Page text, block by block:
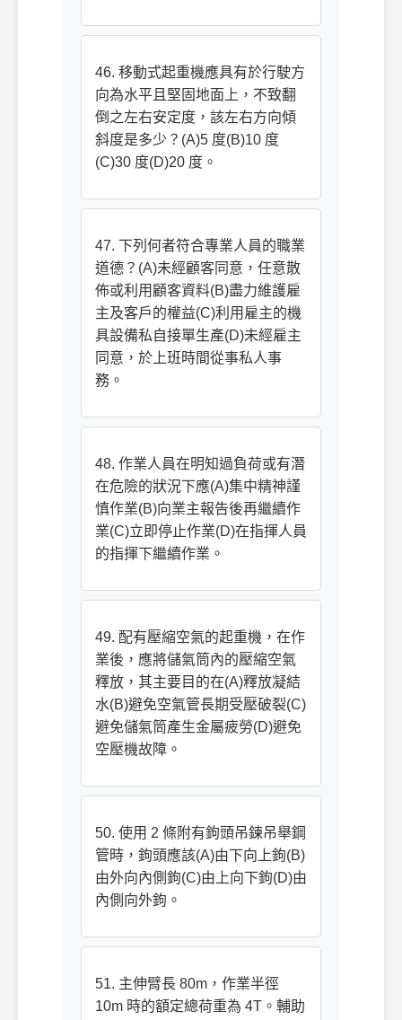
46. 移動式起重機應具有於行駛方
向為水平且堅固地面上，不致翻
倒之左右安定度，該左右方向傾
斜度是多少？(A)5 度(B)10 度
(C)30 度(D)20 度。
47. 下列何者符合專業人員的職業
道德？(A)未經顧客同意，任意散
佈或利用顧客資料(B)盡力維護雇
主及客戶的權益(C)利用雇主的機
具設備私自接單生產(D)未經雇主
同意，於上班時間從事私人事
務。
48. 作業人員在明知過負荷或有潛
在危險的狀況下應(A)集中精神謹
慎作業(B)向業主報告後再繼續作
業(C)立即停止作業(D)在指揮人員
的指揮下繼續作業。
49. 配有壓縮空氣的起重機，在作
業後，應將儲氣筒內的壓縮空氣
釋放，其主要目的在(A)釋放凝結
水(B)避免空氣管長期受壓破裂(C)
避免儲氣筒產生金屬疲勞(D)避免
空壓機故障。
50. 使用 2 條附有鉤頭吊鍊吊舉鋼
管時，鉤頭應該(A)由下向上鉤(B)
由外向內側鉤(C)由上向下鉤(D)由
內側向外鉤。
51. 主伸臂長 80m，作業半徑
10m 時的額定總荷重為 4T。輔助